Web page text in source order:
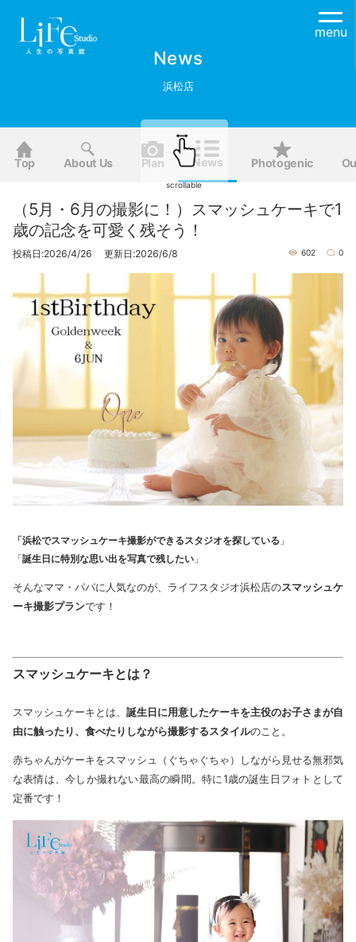
menu
News
浜松店
Top About Us Plan News Photogenic
（5月・6月の撮影に！）スマッシュケーキで1
歳の記念を可愛く残そう！
投稿日:2026/4/26 更新日:2026/6/8 602 0
「浜松でスマッシュケーキ撮影ができるスタジオを探している 」
「誕生日に特別な思い出を写真で残したい 」
そんなママ・パパに人気なのが、ライフスタジオ浜松店のスマッシュケ
ーキ撮影プランです！
スマッシュケーキとは？
スマッシュケーキとは、 誕生日に用意したケーキを主役のお子さまが自
由に触ったり、食べたりしながら撮影するスタイルのこと。
赤ちゃんがケーキをスマッシュ（ぐちゃぐちゃ）しながら見せる無邪気
な表情は、今しか撮れない最高の瞬間。特に1歳の誕生日フォトとして
定番です！